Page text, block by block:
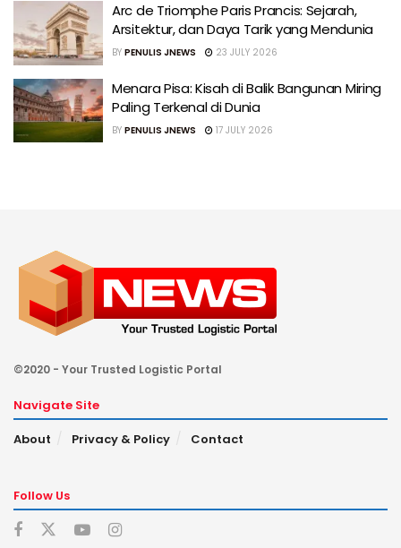
Arc de Triomphe Paris Prancis: Sejarah,
Arsitektur, dan Daya Tarik yang Mendunia
BY PENULIS JNEWS 23 JULY 2026
Menara Pisa: Kisah di Balik Bangunan Miring
Paling Terkenal di Dunia
BY PENULIS JNEWS 17 JULY 2026
©2020 - Your Trusted Logistic Portal
Navigate Site
About
Privacy & Policy Contact
Follow Us